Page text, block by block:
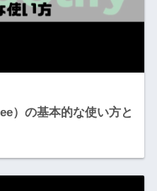
）の基本的な使い方と